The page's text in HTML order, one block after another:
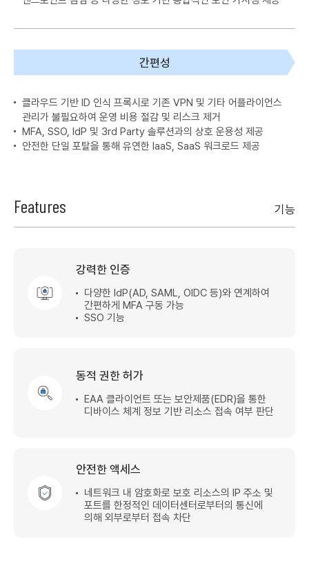
간편성
클라우드 기반 ID 인식 프록시로 기존 VPN 및 기타 어플라이언스
관리가 불필요하여 운영 비용 절감 및 리스크 제거
MFA, SSO, IdP 및 3rd Party 솔루션과의 상호 운용성 제공
안전한 단일 포탈을 통해 유연한 IaaS, SaaS 워크로드 제공
Features 기능
강력한 인증​
다양한 IdP(AD, SAML, OIDC 등)와 연계하여
간편하게 MFA 구동 가능
SSO 기능
동적 권한 허가​
EAA 클라이언트 또는 보안제품(EDR)을 통한
디바이스 체계 정보 기반 리소스 접속 여부 판단
안전한 액세스
네트워크 내 암호화로 보호 리소스의 IP 주소 및
포트를 한정적인 데이터센터로부터의 통신에
의해 외부로부터 접속 차단